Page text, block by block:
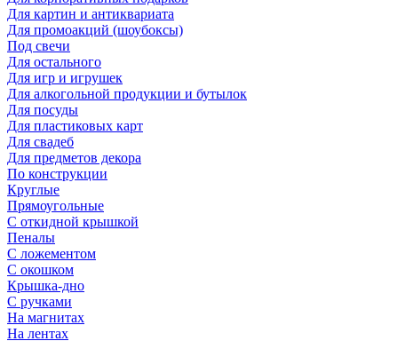
Для картин и антиквариата
Для промоакций (шоубоксы)
Под свечи
Для остального
Для игр и игрушек
Для алкогольной продукции и бутылок
Для посуды
Для пластиковых карт
Для свадеб
Для предметов декора
По конструкции
Круглые
Прямоугольные
С откидной крышкой
Пеналы
С ложементом
С окошком
Крышка-дно
С ручками
На магнитах
На лентах